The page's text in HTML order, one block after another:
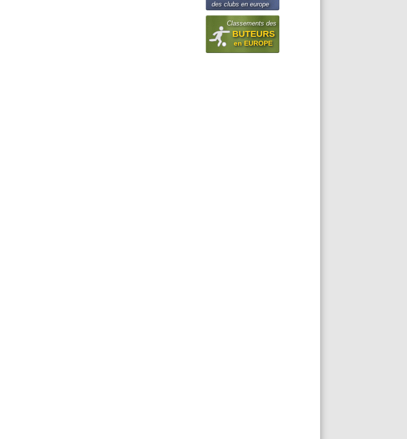
des clubs en europe
Classements des
BUTEURS
en EUROPE